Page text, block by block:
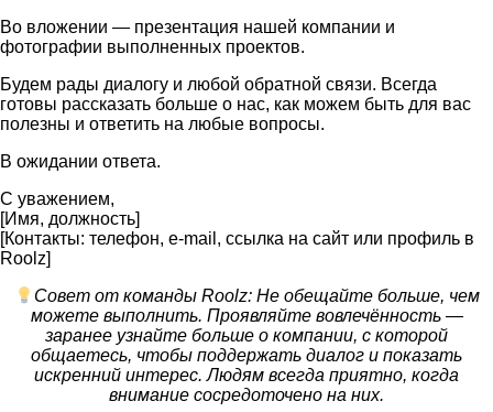
Во вложении — презентация нашей компании и
фотографии выполненных проектов.
Будем рады диалогу и любой обратной связи. Всегда
готовы рассказать больше о нас, как можем быть для вас
полезны и ответить на любые вопросы.
В ожидании ответа.
С уважением,
[Имя, должность]
[Контакты: телефон, e-mail, ссылка на сайт или профиль в
Roolz]
Совет от команды Roolz: Не обещайте больше, чем
можете выполнить. Проявляйте вовлечённость —
заранее узнайте больше о компании, с которой
общаетесь, чтобы поддержать диалог и показать
искренний интерес. Людям всегда приятно, когда
внимание сосредоточено на них.